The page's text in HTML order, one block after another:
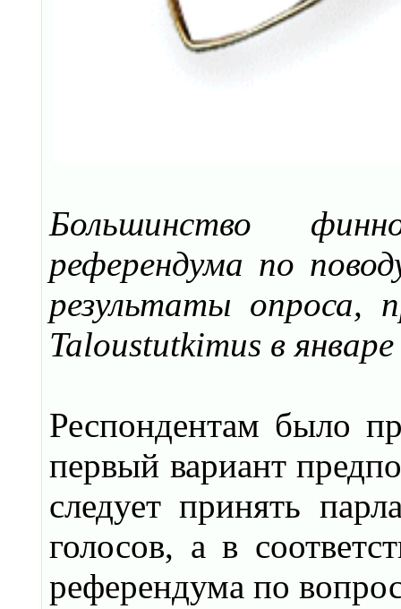
Большинство
референдума по
результаты опроса,
Taloustutkimus в
Респондентам было
первый вариант
следует принять
голосов, а в
референдума по